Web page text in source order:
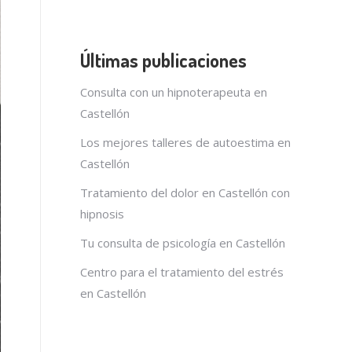
Últimas publicaciones
Consulta con un hipnoterapeuta en
Castellón
Los mejores talleres de autoestima en
Castellón
Tratamiento del dolor en Castellón con
hipnosis
Tu consulta de psicología en Castellón
Centro para el tratamiento del estrés
en Castellón